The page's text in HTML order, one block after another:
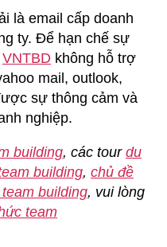
là email cấp doanh
ty. Để hạn chế sự
VNTBD không hỗ trợ
mail, outlook,
sự thông cảm và
nghiệp.
building, các tour du
building, chủ đề
building, vui lòng
team